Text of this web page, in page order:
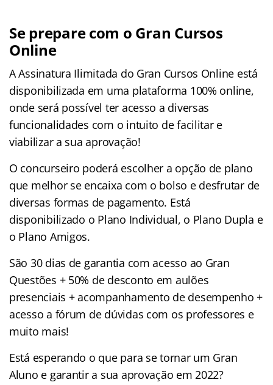
Se prepare com o Gran Cursos
Online
A Assinatura Ilimitada do Gran Cursos Online está
disponibilizada em uma plataforma 100% online,
onde será possível ter acesso a diversas
funcionalidades com o intuito de facilitar e
viabilizar a sua aprovação!
O concurseiro poderá escolher a opção de plano
que melhor se encaixa com o bolso e desfrutar de
diversas formas de pagamento. Está
disponibilizado o Plano Individual, o Plano Dupla e
o Plano Amigos.
São 30 dias de garantia com acesso ao Gran
Questões + 50% de desconto em aulões
presenciais + acompanhamento de desempenho +
acesso a fórum de dúvidas com os professores e
muito mais!
Está esperando o que para se tornar um Gran
Aluno e garantir a sua aprovação em 2022?